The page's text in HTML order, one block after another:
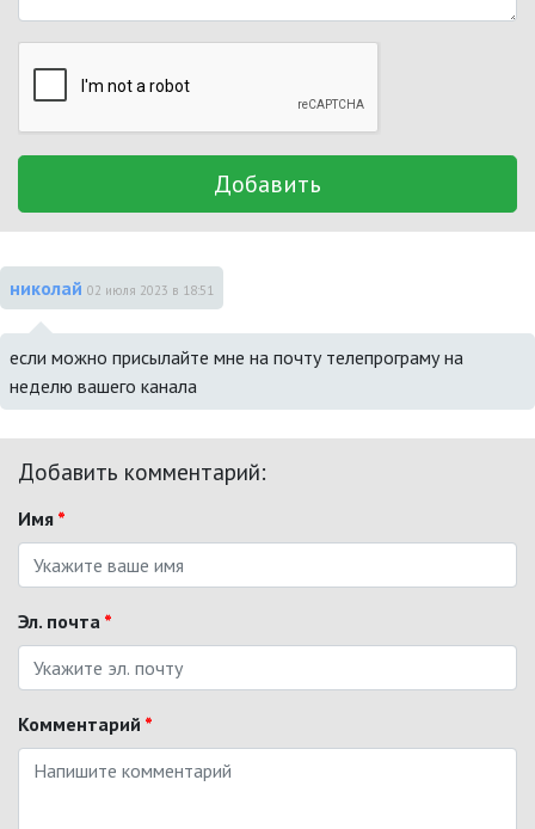
Добавить
николай 02 июля 2023 в 18:51
если можно присылайте мне на почту телепрограму на
неделю вашего канала
Добавить комментарий:
Имя *
Эл. почта *
Комментарий *